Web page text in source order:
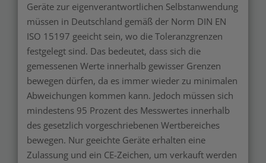
Geräte zur eigenverantwortlichen Selbstanwendung
müssen in Deutschland gemäß der Norm DIN EN
ISO 15197 geeicht sein, wo die Toleranzgrenzen
festgelegt sind. Das bedeutet, dass sich die
gemessenen Werte innerhalb gewisser Grenzen
bewegen dürfen, da es immer wieder zu minimalen
Abweichungen kommen kann. Jedoch müssen sich
mindestens 95 Prozent des Messwertes innerhalb
des gesetzlich vorgeschriebenen Wertbereiches
bewegen. Nur geeichte Geräte erhalten eine
Zulassung und ein CE-Zeichen, um verkauft werden